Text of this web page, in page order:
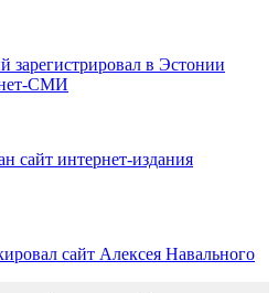
зарегистрировал в Эстонии
СМИ
сайт интернет-издания
сайт Алексея Навального